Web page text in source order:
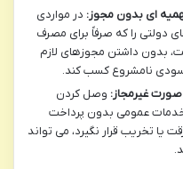
ای بدون مجوز: در مواردی
دولتی را که صرفاً برای مصرف
بدون داشتن مجوزهای لازم
نامشروع کسب کند.
صورت غیرمجاز: وصل کردن
خدمات عمومی بدون پرداخت
یا تخریب قرار نگیرد، می تواند